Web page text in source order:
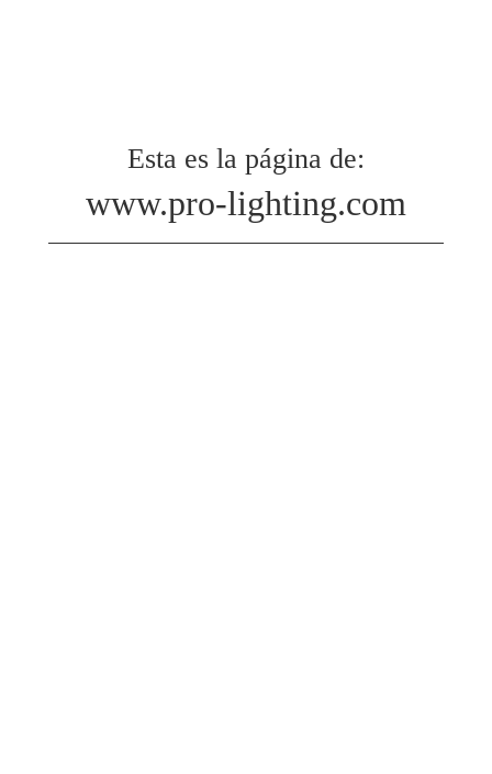
Esta es la página de:
www.pro-lighting.com